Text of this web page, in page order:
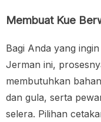
Membuat Kue
Bagi Anda yang
Jerman ini,
membutuhkan
dan gula, serta
selera. Pilihan